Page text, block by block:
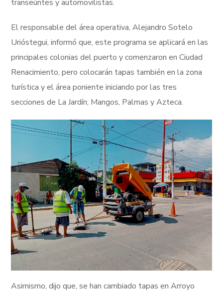
transeúntes y automovilistas.
El responsable del área operativa, Alejandro Sotelo
Urióstegui, informó que, este programa se aplicará en las
principales colonias del puerto y comenzaron en Ciudad
Renacimiento, pero colocarán tapas también en la zona
turística y el área poniente iniciando por las tres
secciones de La Jardín; Mangos, Palmas y Azteca.
Asimismo, dijo que, se han cambiado tapas en Arroyo